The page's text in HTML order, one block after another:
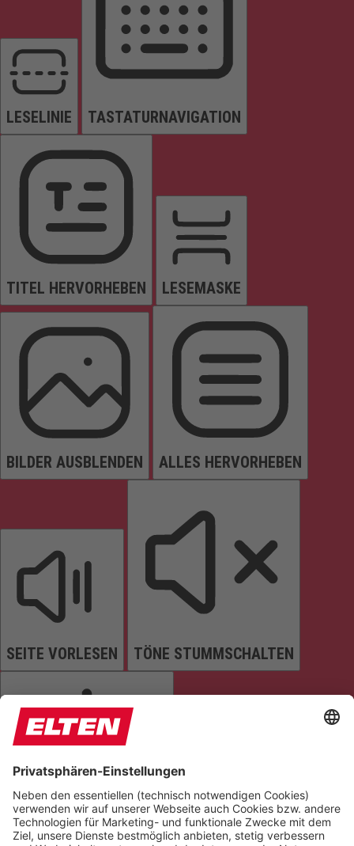
LESELINIE TASTATURNAVIGATION
TITEL HERVORHEBEN LESEMASKE
BILDER AUSBLENDEN ALLES HERVORHEBEN
SEITE VORLESEN TÖNE STUMMSCHALTEN